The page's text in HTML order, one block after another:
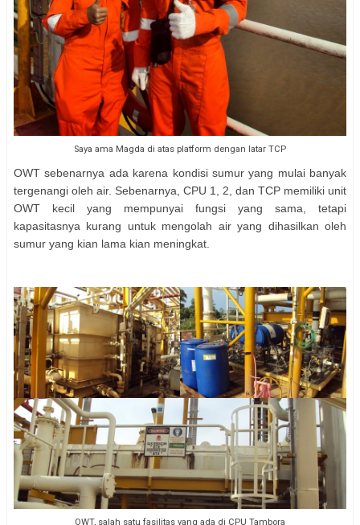
Saya ama Magda di atas platform dengan latar TCP
OWT sebenarnya ada karena kondisi sumur yang mulai banyak
tergenangi oleh air. Sebenarnya, CPU 1, 2, dan TCP memiliki unit
OWT kecil yang mempunyai fungsi yang sama, tetapi
kapasitasnya kurang untuk mengolah air yang dihasilkan oleh
sumur yang kian lama kian meningkat.
OWT, salah satu fasilitas yang ada di CPU Tambora